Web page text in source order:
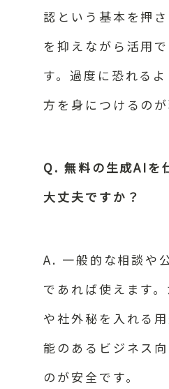
認という基本を押
を抑えながら活用
す。過度に恐れる
方を身につけるのが
Q. 無料の生成AIを
大丈夫ですか？
A. 一般的な相談や
であれば使えます
や社外秘を入れる
能のあるビジネス
のが安全です。